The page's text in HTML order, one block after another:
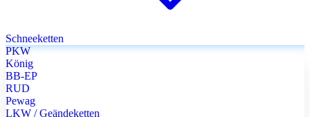
Schneeketten
PKW
König
BB-EP
RUD
Pewag
LKW / Geändeketten